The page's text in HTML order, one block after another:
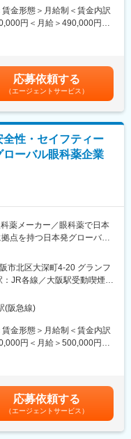
度を活用した柔軟な働き方
を行っている社員も多く在
てリモートワークと出社を
き方を実現しています。
あります。
名以上で構成されていま
（SOP作成支援、海外提携
海外企業の日本法人設立に
して部の運営をお任せする
販後、再審査に至るまでの
スクマネジメント業務に携
深く理解し、高品質なアウ
ます。
効率化を積極的に進めてい
含む）
査申請書類／DSUR／「使用
度を活用した柔軟な働き方
金形態＞月給制＜賃金内訳
円＜月給＞490,000円～
下する可能性があります。
す。
応募依頼する
（エージェントサービス）
全性・セイフティー
ーバル眼科薬企業
薬メーカー／眼科薬で日本
点を持つ日本発グローバル
モニタリングし、グローバ
管理、教育訓練の実施、
託マネジメント、逸脱への
保、規制当局やパートナー
ます。
連会社の委受託マネジメ
市北区大深町4-20 グランフ
JR各線／大阪駅受動喫煙対
定める事業所（リモートワ
(阪急線)
金形態＞月給制＜賃金内訳
円＜月給＞500,000円～
ります。月給(月額)は固定手
応募依頼する
（エージェントサービス）